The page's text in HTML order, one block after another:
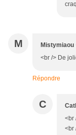
M Mistymiaou
<br /> De
Répondre
C
<br
<br